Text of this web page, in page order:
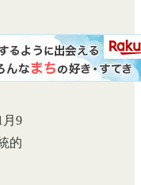
月9
的